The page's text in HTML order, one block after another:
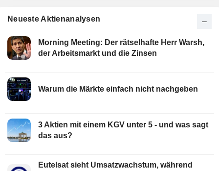
Neueste Aktienanalysen
Morning Meeting: Der rätselhafte Herr Warsh,
der Arbeitsmarkt und die Zinsen
Warum die Märkte einfach nicht nachgeben
3 Aktien mit einem KGV unter 5 - und was sagt
das aus?
Eutelsat sieht Umsatzwachstum, während